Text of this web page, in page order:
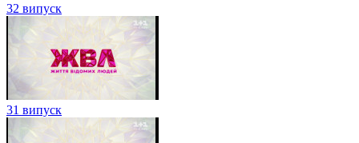
32 випуск
31 випуск